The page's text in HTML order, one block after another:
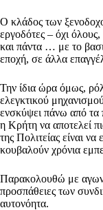
Ο κλάδος των
εργοδότες – όχι
και πάντα … με το
εποχή, σε άλλα
Την ίδια ώρα όμως,
ελεγκτικού
ενσκύψει πάνω από τα
η Κρήτη να αποτελεί
της Πολιτείας είναι
κουβαλούν χρόνια
Παρακολουθώ με
προσπάθειες των
αυτονόητα.